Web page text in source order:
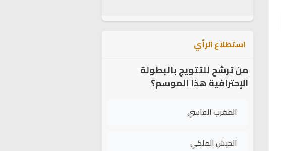
استطلاع الرأي
من ترشح للتتويج بالبطولة
الإحترافية هذا الموسم؟
المغرب الفاسي
الجيش الملكي